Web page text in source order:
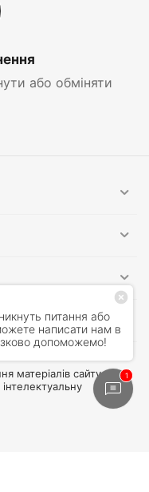
або обміняти
матеріалів сайту